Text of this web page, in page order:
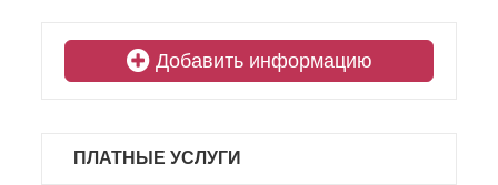
Добавить информацию
ПЛАТНЫЕ УСЛУГИ